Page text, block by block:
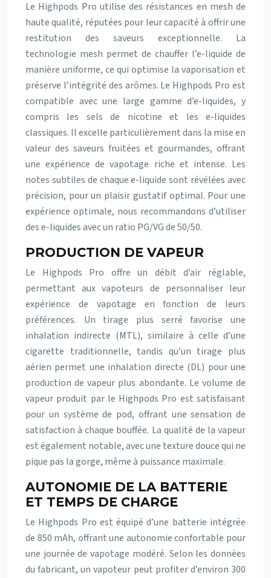
Le Highpods Pro utilise des résistances en mesh de
haute qualité, réputées pour leur capacité à offrir une
restitution des saveurs exceptionnelle. La
technologie mesh permet de chauffer l’e-liquide de
manière uniforme, ce qui optimise la vaporisation et
préserve l’intégrité des arômes. Le Highpods Pro est
compatible avec une large gamme d’e-liquides, y
compris les sels de nicotine et les e-liquides
classiques. Il excelle particulièrement dans la mise en
valeur des saveurs fruitées et gourmandes, offrant
une expérience de vapotage riche et intense. Les
notes subtiles de chaque e-liquide sont révélées avec
précision, pour un plaisir gustatif optimal. Pour une
expérience optimale, nous recommandons d’utiliser
des e-liquides avec un ratio PG/VG de 50/50.
PRODUCTION DE VAPEUR
Le Highpods Pro offre un débit d’air réglable,
permettant aux vapoteurs de personnaliser leur
expérience de vapotage en fonction de leurs
préférences. Un tirage plus serré favorise une
inhalation indirecte (MTL), similaire à celle d’une
cigarette traditionnelle, tandis qu’un tirage plus
aérien permet une inhalation directe (DL) pour une
production de vapeur plus abondante. Le volume de
vapeur produit par le Highpods Pro est satisfaisant
pour un système de pod, offrant une sensation de
satisfaction à chaque bouffée. La qualité de la vapeur
est également notable, avec une texture douce qui ne
pique pas la gorge, même à puissance maximale.
AUTONOMIE DE LA BATTERIE
ET TEMPS DE CHARGE
Le Highpods Pro est équipé d’une batterie intégrée
de 850 mAh, offrant une autonomie confortable pour
une journée de vapotage modéré. Selon les données
du fabricant, un vapoteur peut profiter d’environ 300